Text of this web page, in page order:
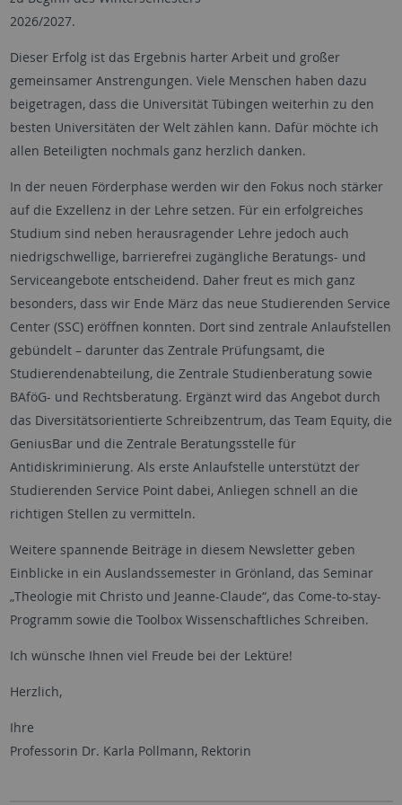
2026/2027.
Dieser Erfolg ist das Ergebnis harter Arbeit und großer
gemeinsamer Anstrengungen. Viele Menschen haben dazu
beigetragen, dass die Universität Tübingen weiterhin zu den
besten Universitäten der Welt zählen kann. Dafür möchte ich
allen Beteiligten nochmals ganz herzlich danken.
In der neuen Förderphase werden wir den Fokus noch stärker
auf die Exzellenz in der Lehre setzen. Für ein erfolgreiches
Studium sind neben herausragender Lehre jedoch auch
niedrigschwellige, barrierefrei zugängliche Beratungs- und
Serviceangebote entscheidend. Daher freut es mich ganz
besonders, dass wir Ende März das neue Studierenden Service
Center (SSC) eröffnen konnten. Dort sind zentrale Anlaufstellen
gebündelt – darunter das Zentrale Prüfungsamt, die
Studierendenabteilung, die Zentrale Studienberatung sowie
BAföG- und Rechtsberatung. Ergänzt wird das Angebot durch
das Diversitätsorientierte Schreibzentrum, das Team Equity, die
GeniusBar und die Zentrale Beratungsstelle für
Antidiskriminierung. Als erste Anlaufstelle unterstützt der
Studierenden Service Point dabei, Anliegen schnell an die
richtigen Stellen zu vermitteln.
Weitere spannende Beiträge in diesem Newsletter geben
Einblicke in ein Auslandssemester in Grönland, das Seminar
„Theologie mit Christo und Jeanne-Claude“, das Come-to-stay-
Programm sowie die Toolbox Wissenschaftliches Schreiben.
Ich wünsche Ihnen viel Freude bei der Lektüre!
Herzlich,
Ihre
Professorin Dr. Karla Pollmann, Rektorin